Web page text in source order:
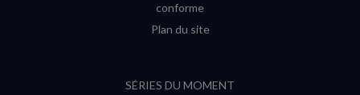
conforme
Plan du site
SÉRIES DU MOMENT